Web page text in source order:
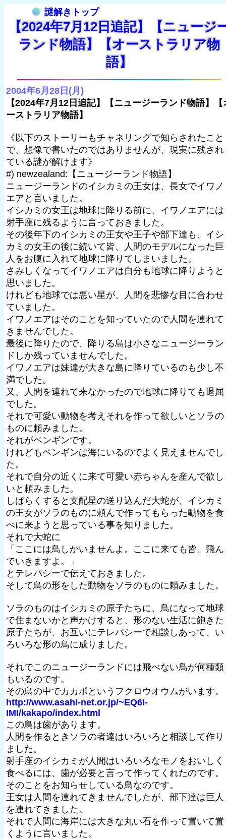
謎解きトップ
【2024年7月12日追記】【ニュージ
ランド物語】【オーストラリア物
語】
2004年6月28日(月)
【2024年7月12日追記】【ニュージーランド物語】【
ーストラリア物語】
《以下のストーリーもチャネリングで知らされたこと
で、想像で書いたのではありませんが、現実に残され
ている謎が解けます》
#) newzealand:【ニュージーランド物語】
ニュージーランドのイシカミの王女は、長女でイワノ
エアと言いました。
イシカミの女王は地球に降りる前に、イワノエアには
射手座に残るように言っておきました。
その後年下のイシカミの王女や王子や部下達も、イシ
カミの女王の後に続いて皆、人間のモデルになった巨
人をお腹に入れて地球に降りてしまいました。
さみしくなってイワノエアは自分も地球に降りようと
思いました。
けれども地球では悪い星が、人間を悲惨な目に合わせ
ていました。
イワノエアはそのことを知っていたので人間を連れて
きませんでした。
最後に降りたので、降りる島は小さなニュージーラン
ドしか残っていませんでした。
イワノエアは妹達が大きな島に降りているのも少し不
満でした。
又、人間を連れて来なかったので地球に降りても退屈
でした。
それで可愛い動物を考えそれを作って欲しいとソラの
ものに頼みました。
それがペンギンです。
けれどもペンギンは海にいるのでよく見えませんでし
た。
それで自分の近くに来て可愛い赤ちゃんを産んで欲し
いと頼みました。
しばらくすると支配星の送り込んだ大蛇が、イシカミ
の王女がソラのものに頼んで作ってもらった動物を食
べに来ようと思っている事を知りました。
それで大蛇に
「ここには鳥しかいませんよ。ここに来ても皆、飛ん
でいきますよ。」
とテレパシーで伝えておきました。
そして鳥の形をした動物をソラのものに頼みました。
ソラのものはイシカミの原子たちに、鳥になって地球
で住まないかと声かけすると、形のない生活に飽きた
原子たちが、お互いにテレパシーで相談しあって、い
ろいろな形の鳥に成りました。
それでこのニュージーランドには飛べない鳥が何種類
もいるのです。
その鳥の中でカカポというフクロウオウムがいます。
http://www.asahi-net.or.jp/~EQ6I-
IMI/kakapo/index.html
この鳥は歯があります。
人間を作るときソラの者達はいろいろと相談して作り
ました。
射手座のイシカミが人間はいろいろなモノをおいしく
食べるには、歯が必要と言って作ってくれたのです。
そのことをお知らせしている鳥なのです。
王女は人間を連れてきませんでしたが、部下達は巨人
を連れてきました。
それで人間に海岸には大きな丸い石を作って置いて置
くように言いました。